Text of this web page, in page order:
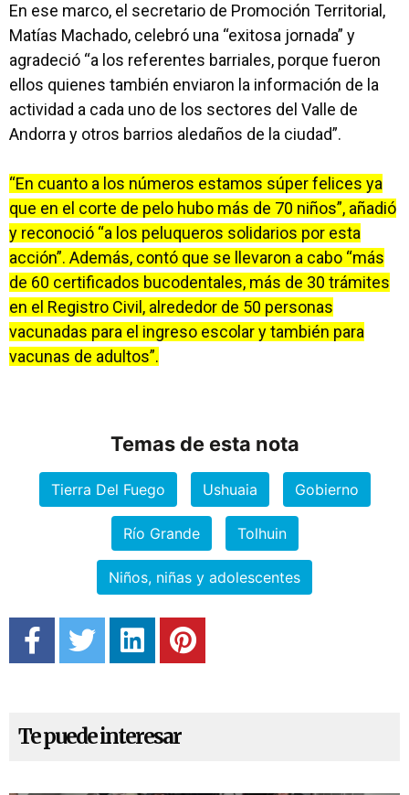
En ese marco, el secretario de Promoción Territorial,
Matías Machado, celebró una “exitosa jornada” y
agradeció “a los referentes barriales, porque fueron
ellos quienes también enviaron la información de la
actividad a cada uno de los sectores del Valle de
Andorra y otros barrios aledaños de la ciudad”.
“En cuanto a los números estamos súper felices ya
que en el corte de pelo hubo más de 70 niños”, añadió
y reconoció “a los peluqueros solidarios por esta
acción”. Además, contó que se llevaron a cabo “más
de 60 certificados bucodentales, más de 30 trámites
en el Registro Civil, alrededor de 50 personas
vacunadas para el ingreso escolar y también para
vacunas de adultos”.
Temas de esta nota
Tierra Del Fuego Ushuaia Gobierno
Río Grande Tolhuin
Niños, niñas y adolescentes
Te puede interesar